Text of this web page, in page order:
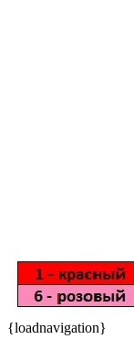
{loadnavigation}